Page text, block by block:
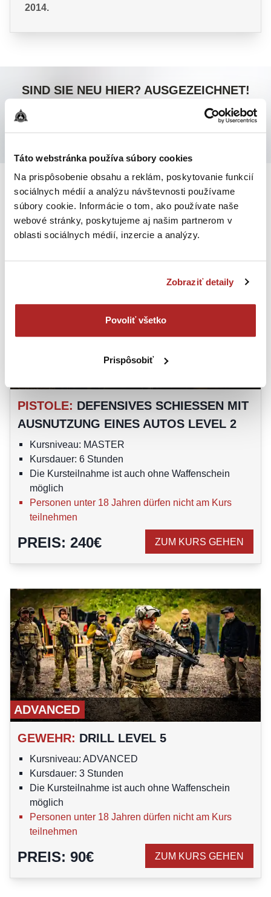
Táto webstránka používa súbory cookies
Na prispôsobenie obsahu a reklám, poskytovanie funkcií
sociálnych médií a analýzu návštevnosti používame
súbory cookie. Informácie o tom, ako používate naše
webové stránky, poskytujeme aj našim partnerom v
oblasti sociálnych médií, inzercie a analýzy.
Zobraziť detaily
Povoliť všetko
Prispôsobiť
2014.
SIND SIE NEU HIER? AUSGEZEICHNET!
MÖCHTEN SIE WISSEN, WIE MAN BEI TCA
EMPFOHLENE KURSE
MEHR TCA KURSE ANSEHEN
PISTOLE: DEFENSIVES SCHIESSEN MIT A
USNUTZUNG EINES AUTOS LEVEL 2
Kursniveau: MASTER
Kursdauer: 6 Stunden
Die Kursteilnahme ist auch ohne Waffenschein
möglich
Personen unter 18 Jahren dürfen nicht am Kurs
teilnehmen
PREIS: 240€ ZUM KURS GEHEN
ADVANCED
GEWEHR: DRILL LEVEL 5
Kursniveau: ADVANCED
Kursdauer: 3 Stunden
Die Kursteilnahme ist auch ohne Waffenschein
möglich
Personen unter 18 Jahren dürfen nicht am Kurs
teilnehmen
PREIS: 90€ ZUM KURS GEHEN